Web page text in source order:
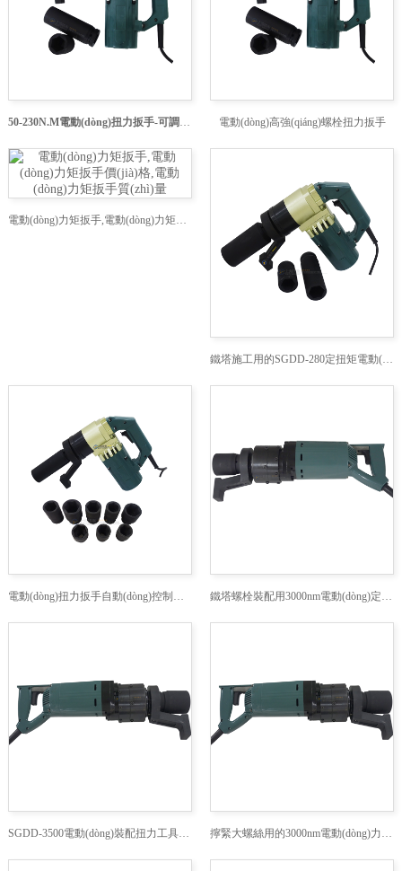
50-230N.M電動(dòng)扭力扳手-可調(diào)節(jié)電動(dòng)扭力扳手 電動(dòng)高強(qiáng)螺栓扭力扳手
電動(dòng)力矩扳手,電動(dòng)力矩扳手價(jià)格,電動(dòng)力矩扳手質(zhì)量
鐵塔施工用的SGDD-280定扭矩電動(dòng)擰緊扳手
電動(dòng)扭力扳手自動(dòng)控制扭矩,控制扭力電動(dòng)擰緊扳手,300-500公斤電動(dòng)扳手 鐵塔螺栓裝配用3000nm電動(dòng)定力矩扳手廠家
SGDD-3500電動(dòng)裝配扭力工具什么牌子好 擰緊大螺絲用的3000nm電動(dòng)力矩扳手廠家